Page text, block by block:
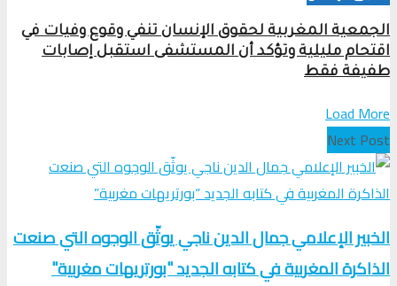
الجمعية المغربية لحقوق الإنسان تنفي وقوع وفيات في
اقتحام مليلية وتؤكد أن المستشفى استقبل إصابات
طفيفة فقط
Load More
Next Post
الخبير الإعلامي جمال الدين ناجي يوثّق الوجوه التي صنعت
الذاكرة المغربية في كتابه الجديد "بورتريهات مغربية"